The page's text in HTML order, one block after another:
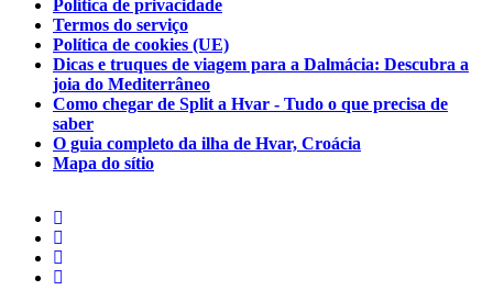
Política de privacidade
Termos do serviço
Política de cookies (UE)
Dicas e truques de viagem para a Dalmácia: Descubra a
joia do Mediterrâneo
Como chegar de Split a Hvar - Tudo o que precisa de
saber
O guia completo da ilha de Hvar, Croácia
Mapa do sítio